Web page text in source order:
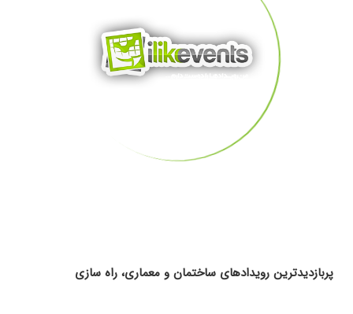
پربازدیدترین رویدادهای ساختمان و معماری، راه سازی